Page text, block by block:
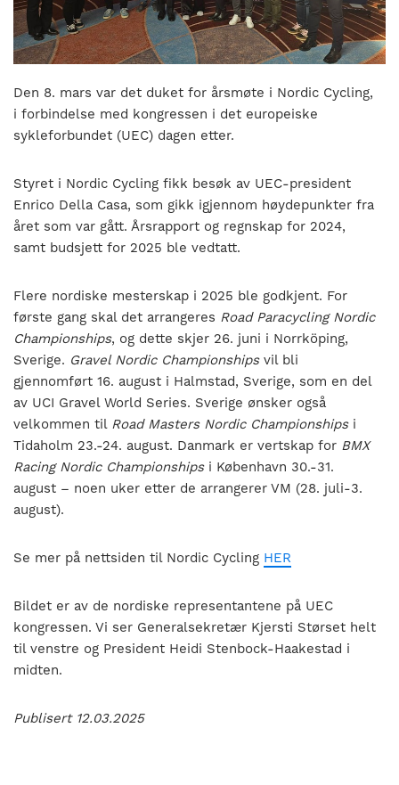
bli
en
folkesport.
Den 8. mars var det duket for årsmøte i Nordic Cycling,
i forbindelse med kongressen i det europeiske
sykleforbundet (UEC) dagen etter.
Styret i Nordic Cycling fikk besøk av UEC-president
Enrico Della Casa, som gikk igjennom høydepunkter fra
året som var gått. Årsrapport og regnskap for 2024,
samt budsjett for 2025 ble vedtatt.
Flere nordiske mesterskap i 2025 ble godkjent. For
første gang skal det arrangeres Road Paracycling Nordic
Championships, og dette skjer 26. juni i Norrköping,
Sverige. Gravel Nordic Championshipsvil bli
gjennomført 16. august i Halmstad, Sverige, som en del
av UCI Gravel World Series. Sverige ønsker også
velkommen til Road Masters Nordic Championshipsi
Tidaholm 23.-24. august. Danmark er vertskap for BMX
Racing Nordic Championshipsi København 30.-31.
august – noen uker etter de arrangerer VM (28. juli-3.
august).
Se mer på nettsiden til Nordic Cycling HER
Bildet er av de nordiske representantene på UEC
kongressen. Vi ser Generalsekretær Kjersti Størset helt
til venstre og President Heidi Stenbock-Haakestad i
midten.
Publisert 12.03.2025